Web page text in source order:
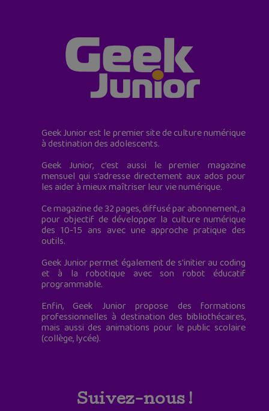
Geek Junior est le premier site de culture numérique
à destination des adolescents.
Geek Junior, c’est aussi le premier magazine
mensuel qui s’adresse directement aux ados pour
les aider à mieux maîtriser leur vie numérique.
Ce magazine de 32 pages, diffusé par abonnement, a
pour objectif de développer la culture numérique
des 10-15 ans avec une approche pratique des
outils.
Geek Junior permet également de s'initier au coding
et à la robotique avec son robot éducatif
programmable.
Enfin, Geek Junior propose des formations
professionnelles à destination des bibliothécaires,
mais aussi des animations pour le public scolaire
(collège, lycée).
Suivez-nous !